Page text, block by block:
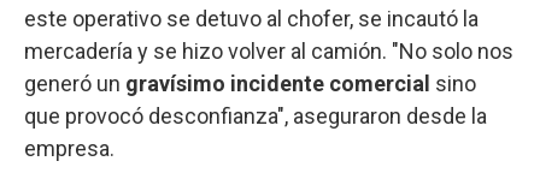
este operativo se detuvo al chofer, se incautó la
mercadería y se hizo volver al camión. "No solo nos
generó un gravísimo incidente comercial sino
que provocó desconfianza", aseguraron desde la
empresa.